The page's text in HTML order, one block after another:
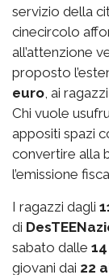
servizio della
cinecircolo
all’attenzione
proposto
euro , ai
Chi vuole
appositi spazi
convertire alla
l’emissione
I ragazzi dagli
di
sabato dalle
giovani dai 22